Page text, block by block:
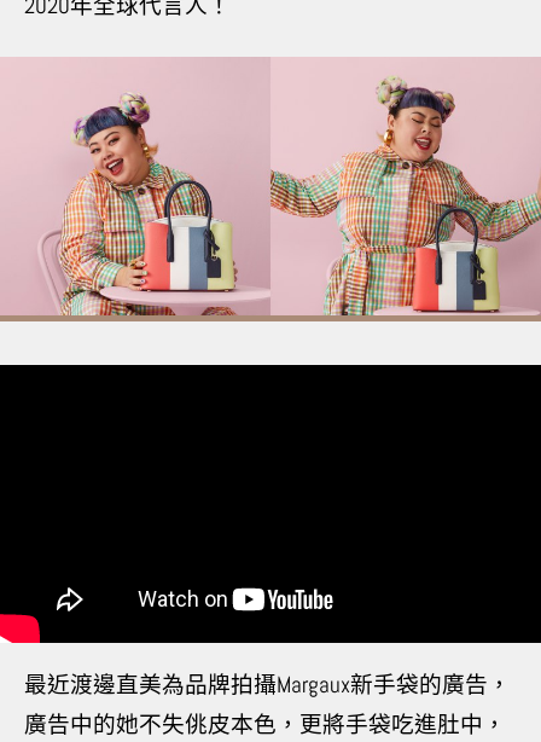
2020年全球代言人！
最近渡邊直美為品牌拍攝Margaux新手袋的廣告，
廣告中的她不失佻皮本色，更將手袋吃進肚中，